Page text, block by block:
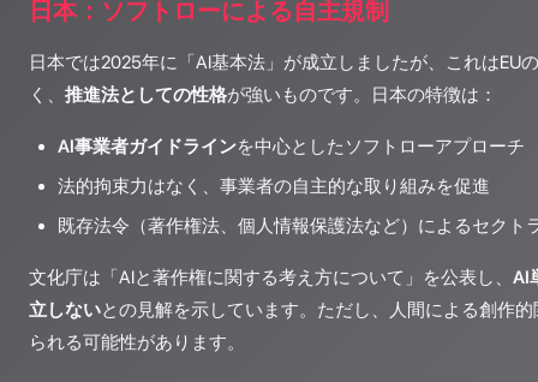
日本：ソフトローによる自主規制
日本では2025年に「AI基本法」が成立しましたが、これはEU
く、 推進法としての性格が強いものです。日本の特徴は：
AI事業者ガイドラインを中心としたソフトローアプローチ
法的拘束力はなく、事業者の自主的な取り組みを促進
既存法令（著作権法、個人情報保護法など）によるセクト
文化庁は「AIと著作権に関する考え方について」を公表し、 AI
立しないとの見解を示しています。ただし、人間による創作
られる可能性があります。